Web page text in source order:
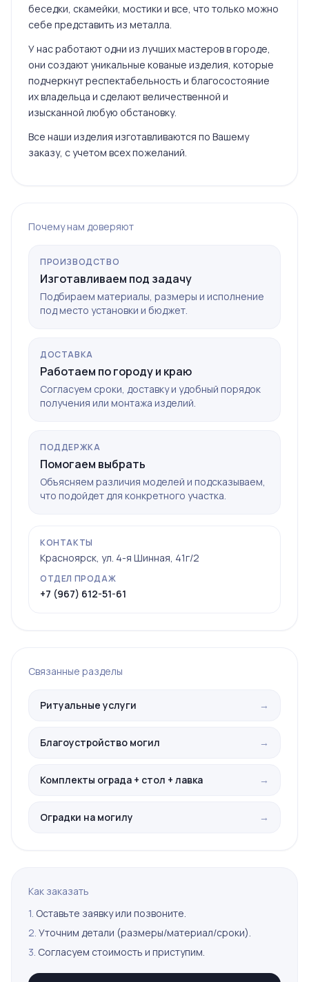
беседки, скамейки, мостики и все, что только можно
себе представить из металла.
У нас работают одни из лучших мастеров в городе,
они создают уникальные кованые изделия, которые
подчеркнут респектабельность и благосостояние
их владельца и сделают величественной и
изысканной любую обстановку.
Все наши изделия изготавливаются по Вашему
заказу, с учетом всех пожеланий.
Почему нам доверяют
ПРОИЗВОДСТВО
Изготавливаем под задачу
Подбираем материалы, размеры и исполнение
под место установки и бюджет.
ДОСТАВКА
Работаем по городу и краю
Согласуем сроки, доставку и удобный порядок
получения или монтажа изделий.
ПОДДЕРЖКА
Помогаем выбрать
Объясняем различия моделей и подсказываем,
что подойдет для конкретного участка.
КОНТАКТЫ
Красноярск, ул. 4-я Шинная, 41г/2
ОТДЕЛ ПРОДАЖ
+7 (967) 612-51-61
Связанные разделы
Ритуальные услуги →
Благоустройство могил →
Комплекты ограда + стол + лавка →
Оградки на могилу →
Как заказать
1. Оставьте заявку или позвоните.
2. Уточним детали (размеры/материал/сроки).
3. Согласуем стоимость и приступим.